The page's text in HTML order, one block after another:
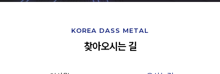
KOREA DASS METAL
찾아오시는 길